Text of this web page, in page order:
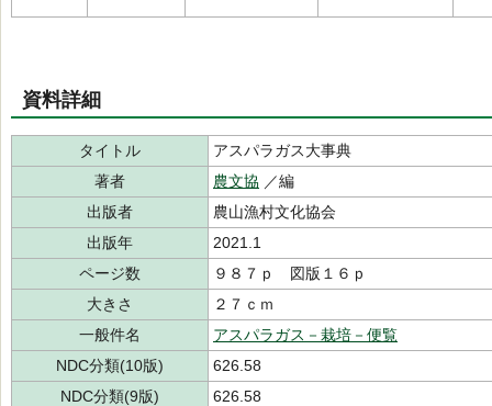
資料詳細
タイトル
アスパラガス大事典
著者
農文協 ／編
出版者
農山漁村文化協会
出版年
2021.1
ページ数
９８７ｐ 図版１６ｐ
大きさ
２７ｃｍ
一般件名
アスパラガス－栽培－便覧
NDC分類(10版)
626.58
NDC分類(9版)
626.58